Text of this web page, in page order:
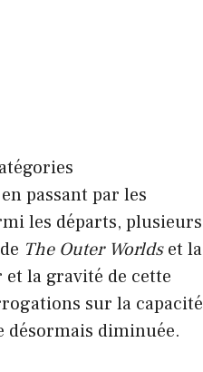
passant par les
les départs, plusieurs
The Outer Worldset la
la gravité de cette
sur la capacité
désormais diminuée.